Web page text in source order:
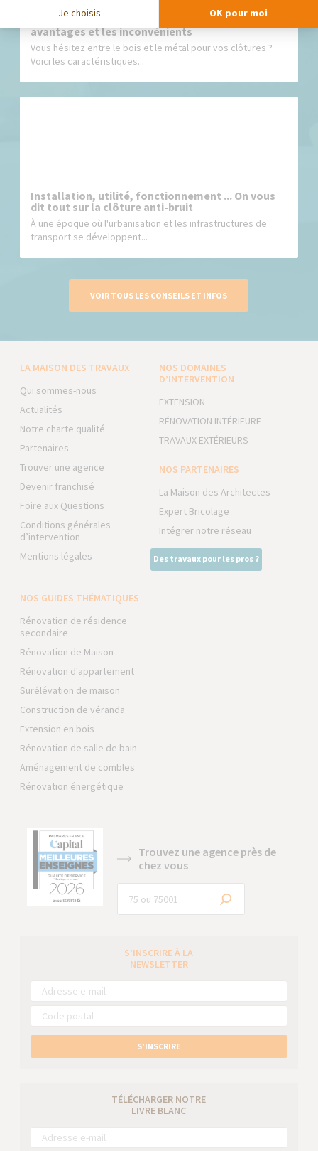
Clôtures en bois ou en métal : comparer les
avantages et les inconvénients
Vous hésitez entre le bois et le métal pour vos clôtures ?
Voici les caractéristiques...
Installation, utilité, fonctionnement ... On vous
dit tout sur la clôture anti-bruit
À une époque où l'urbanisation et les infrastructures de
transport se développent...
VOIR TOUS LES CONSEILS ET INFOS
LA MAISON DES TRAVAUX
Qui sommes-nous
Actualités
Notre charte qualité
Partenaires
Trouver une agence
Devenir franchisé
Foire aux Questions
Conditions générales
d’intervention
Mentions légales
NOS DOMAINES
D’INTERVENTION
EXTENSION
RÉNOVATION INTÉRIEURE
TRAVAUX EXTÉRIEURS
NOS PARTENAIRES
La Maison des Architectes
Expert Bricolage
Intégrer notre réseau
Des travaux pour les pros ?
NOS GUIDES THÉMATIQUES
Rénovation de résidence
secondaire
Rénovation de Maison
Rénovation d'appartement
Surélévation de maison
Construction de véranda
Extension en bois
Rénovation de salle de bain
Aménagement de combles
Rénovation énergétique
Trouvez une agence près de
chez vous
S’INSCRIRE À LA
NEWSLETTER
S’INSCRIRE
TÉLÉCHARGER NOTRE
LIVRE BLANC
Je choisis OK pour moi